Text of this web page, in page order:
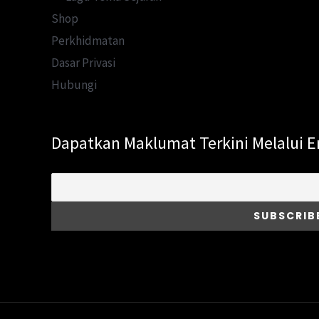
Shop
Perkhidmatan
Dasar Privasi
Hubungi
Dapatkan Maklumat Terkini Melalui